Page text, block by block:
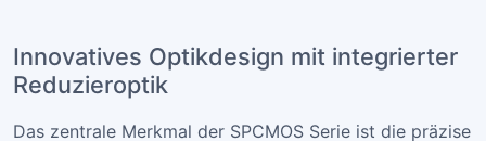
Innovatives Optikdesign mit integrierter
Reduzieroptik
Das zentrale Merkmal der SPCMOS Serie ist die präzise